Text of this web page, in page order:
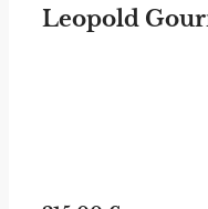
Leopold